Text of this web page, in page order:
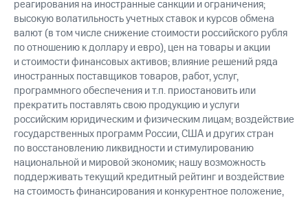
реагирования на иностранные санкции и ограничения;
высокую волатильность учетных ставок и курсов обмена
валют (в том числе снижение стоимости российского рубля
по отношению к доллару и евро), цен на товары и акции
и стоимости финансовых активов; влияние решений ряда
иностранных поставщиков товаров, работ, услуг,
программного обеспечения и т.п. приостановить или
прекратить поставлять свою продукцию и услуги
российским юридическим и физическим лицам; воздействие
государственных программ России, США и других стран
по восстановлению ликвидности и стимулированию
национальной и мировой экономик; нашу возможность
поддерживать текущий кредитный рейтинг и воздействие
на стоимость финансирования и конкурентное положение,